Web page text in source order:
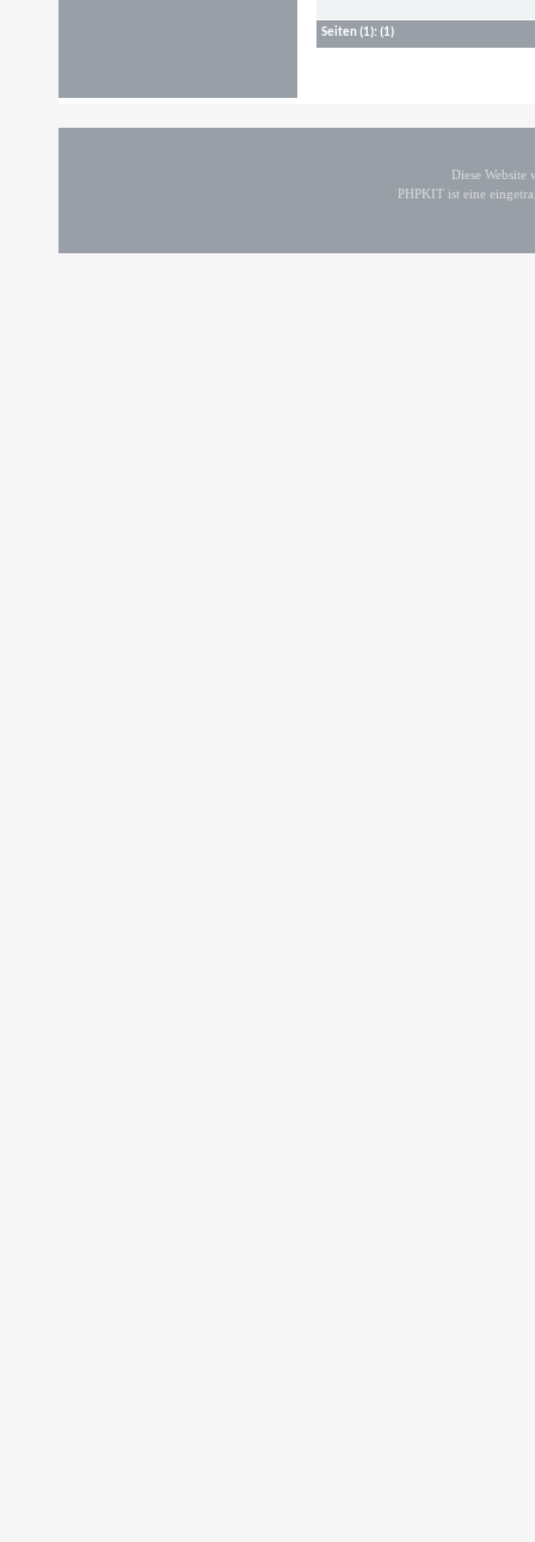
Seiten(1): (1)
Diese
PHPKIT ist eine